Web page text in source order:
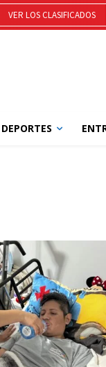
VER LOS CLASIFICADOS
DEPORTES